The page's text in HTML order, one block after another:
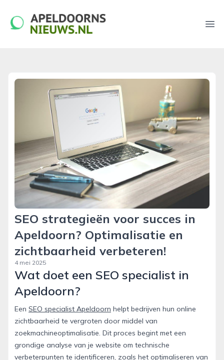
apeldoornsnieuws.nl
SEO strategieën voor succes in
Apeldoorn? Optimalisatie en
zichtbaarheid verbeteren!
4 mei 2025
Wat doet een SEO specialist in
Apeldoorn?
Een SEO specialist Apeldoorn helpt bedrijven hun online
zichtbaarheid te vergroten door middel van
zoekmachineoptimalisatie. Dit proces begint met een
grondige analyse van je website om technische
verbeterpunten te identificeren, zoals het optimaliseren van